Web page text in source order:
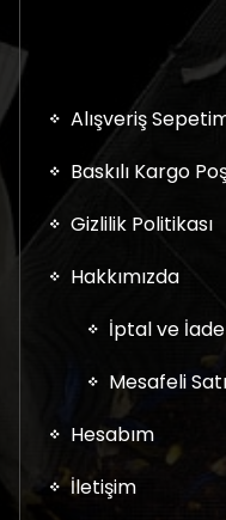
Alışveriş
Baskılı Kargo
Gizlilik Politikası
Hakkımızda
İptal ve
Mesafeli
Hesabım
İletişim